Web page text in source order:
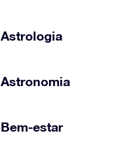
Astrologia
Astronomia
Bem-estar